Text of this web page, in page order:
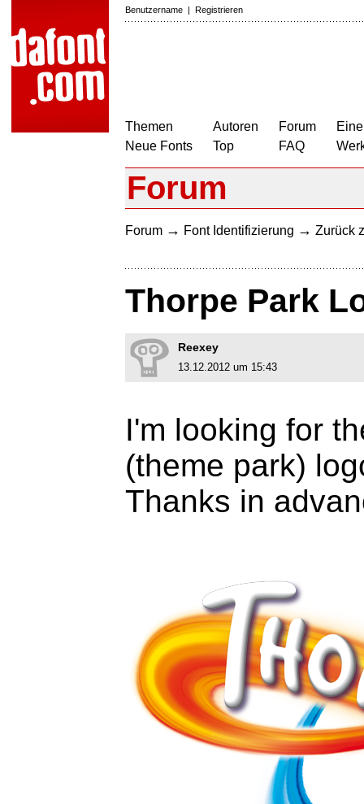
Benutzername | Registrieren
Themen
Neue Fonts
Autoren
Top
Forum
FAQ
Forum
Forum → Font Identifizierung → Zurück
Thorpe Park
Reexey
13.12.2012 um 15:43
I'm looking for
(theme park)
Thanks in